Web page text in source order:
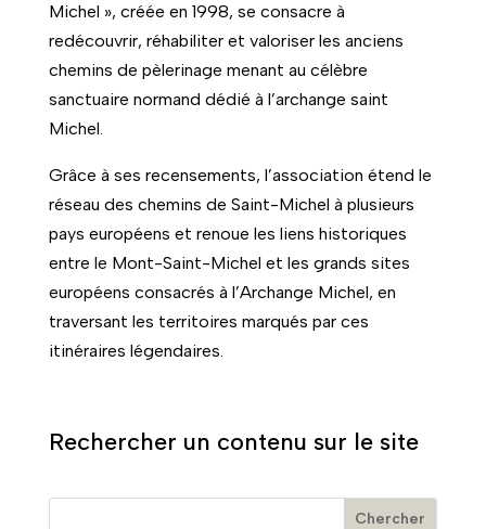
Michel », créée en 1998, se consacre à
redécouvrir, réhabiliter et valoriser les anciens
chemins de pèlerinage menant au célèbre
sanctuaire normand dédié à l’archange saint
Michel.
Grâce à ses recensements, l’association étend le
réseau des chemins de Saint-Michel à plusieurs
pays européens et renoue les liens historiques
entre le Mont-Saint-Michel et les grands sites
européens consacrés à l’Archange Michel, en
traversant les territoires marqués par ces
itinéraires légendaires.
Rechercher un contenu sur le site